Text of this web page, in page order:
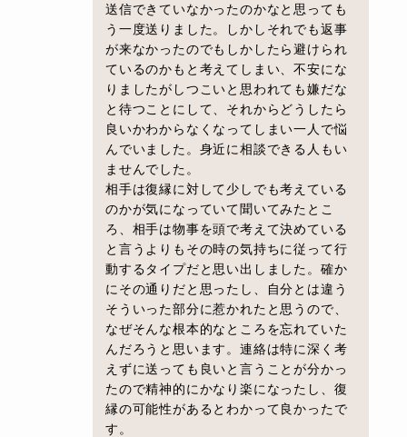
送信できていなかったのかなと思っても
う一度送りました。しかしそれでも返事
が来なかったのでもしかしたら避けられ
ているのかもと考えてしまい、不安にな
りましたがしつこいと思われても嫌だな
と待つことにして、それからどうしたら
良いかわからなくなってしまい一人で悩
んでいました。身近に相談できる人もい
ませんでした。
相手は復縁に対して少しでも考えている
のかが気になっていて聞いてみたとこ
ろ、相手は物事を頭で考えて決めている
と言うよりもその時の気持ちに従って行
動するタイプだと思い出しました。確か
にその通りだと思ったし、自分とは違う
そういった部分に惹かれたと思うので、
なぜそんな根本的なところを忘れていた
んだろうと思います。連絡は特に深く考
えずに送っても良いと言うことが分かっ
たので精神的にかなり楽になったし、復
縁の可能性があるとわかって良かったで
す。